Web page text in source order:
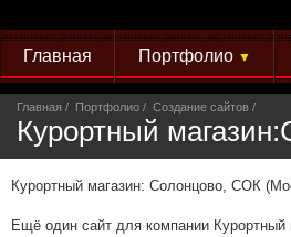
Главная Портфолио ▼
Главная Портфолио Создание сайтов
Курортный
Курортный магазин: Солонцово, СОК
Ещё один сайт для компании Курортный